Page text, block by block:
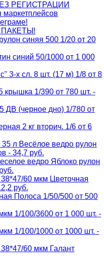
РЕГИСТРАЦИИ
синяя 500 1/20 от 20
синий 50/1000 от 1 000
3-х сл. 8 шт. (17 м) 1/8 от 8
1/390 от 780 шт. -
(черное дно) 1/780 от
2 кг вторич. 1/6 от 6
л Весёлое ведро рулон
- 34,7 руб.
ведро Яблоко рулон
60 мкм Цветочная
руб.
Полоса 1/50/500 от 500
1/100/3600 от 1 000 шт. -
1/100/1000 от 1000 шт. -
60 мкм Галант